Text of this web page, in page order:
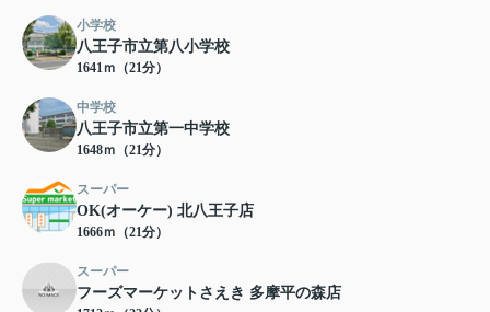
小学校
八王子市立第八小学校
1641ｍ（21分）
中学校
八王子市立第一中学校
1648ｍ（21分）
スーパー
OK(オーケー) 北八王子店
1666ｍ（21分）
スーパー
フーズマーケットさえき 多摩平の森店